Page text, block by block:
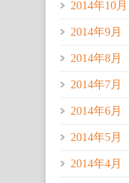
2014年10月
2014年9月
2014年8月
2014年7月
2014年6月
2014年5月
2014年4月